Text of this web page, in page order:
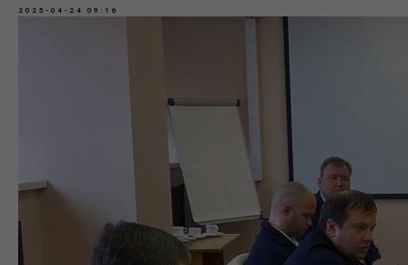
2025-04-24 09:16